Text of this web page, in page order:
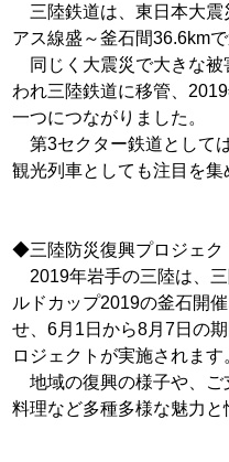
三陸鉄道は、東日本大震
アス線盛～釜石間36.6km
同じく大震災で大きな被
われ三陸鉄道に移管、
一つにつながりました。
第3セクター鉄道として
観光列車としても注目を集
◆三陸防災復興プロジェ
2019年岩手の三陸は、三
ルドカップ2019の釜石開
せ、6月1日から8月7日の
ロジェクトが実施されます
地域の復興の様子や、ご
料理など多種多様な魅力と